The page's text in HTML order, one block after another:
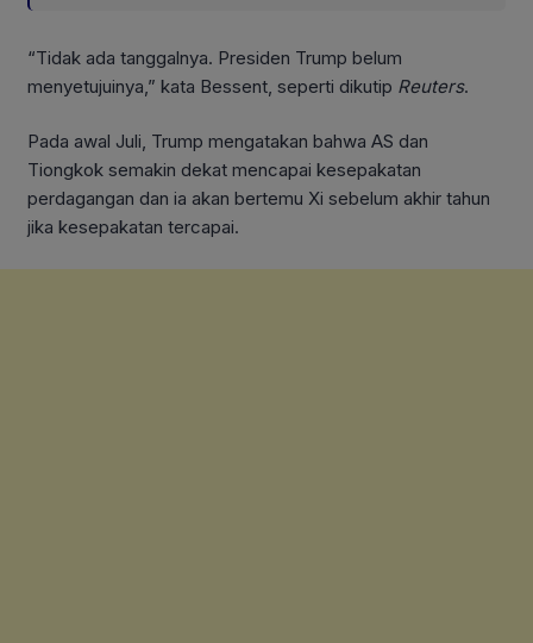
“Tidak ada tanggalnya. Presiden Trump belum
menyetujuinya,” kata Bessent, seperti dikutip Reuters.
Pada awal Juli, Trump mengatakan bahwa AS dan
Tiongkok semakin dekat mencapai kesepakatan
perdagangan dan ia akan bertemu Xi sebelum akhir tahun
jika kesepakatan tercapai.